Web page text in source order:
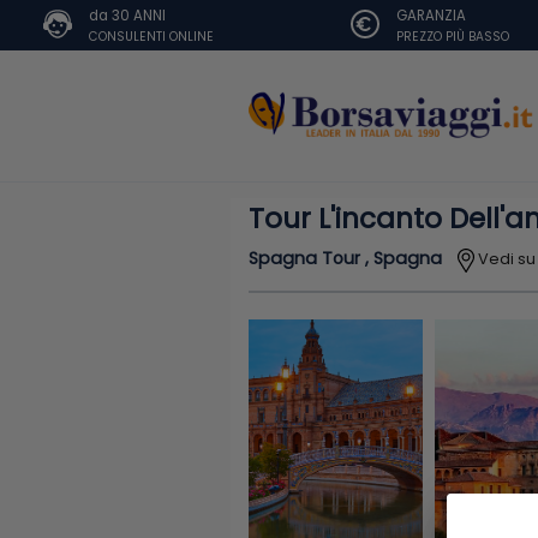
da 30 ANNI
CONSULENTI ONLINE
GARANZIA
PREZZO PIÙ BASSO
Tour L'incanto
Spagna Tour , Spagna Vedi